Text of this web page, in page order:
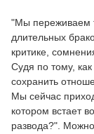
"Мы переживаем
длительных
критике,
Судя по тому,
сохранить
Мы сейчас
котором встает
развода?".